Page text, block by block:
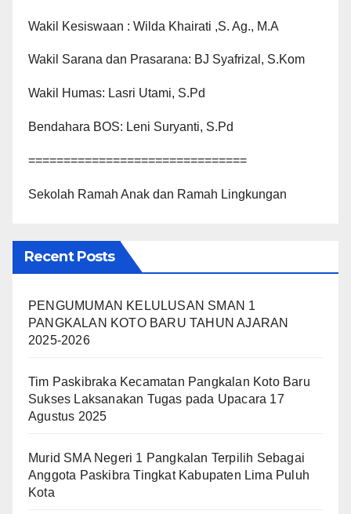
Wakil Kesiswaan : Wilda Khairati ,S. Ag., M.A
Wakil Sarana dan Prasarana: BJ Syafrizal, S.Kom
Wakil Humas: Lasri Utami, S.Pd
Bendahara BOS: Leni Suryanti, S.Pd
===============================
Sekolah Ramah Anak dan Ramah Lingkungan
Recent Posts
PENGUMUMAN KELULUSAN SMAN 1
PANGKALAN KOTO BARU TAHUN AJARAN
2025-2026
Tim Paskibraka Kecamatan Pangkalan Koto Baru
Sukses Laksanakan Tugas pada Upacara 17
Agustus 2025
Murid SMA Negeri 1 Pangkalan Terpilih Sebagai
Anggota Paskibra Tingkat Kabupaten Lima Puluh
Kota